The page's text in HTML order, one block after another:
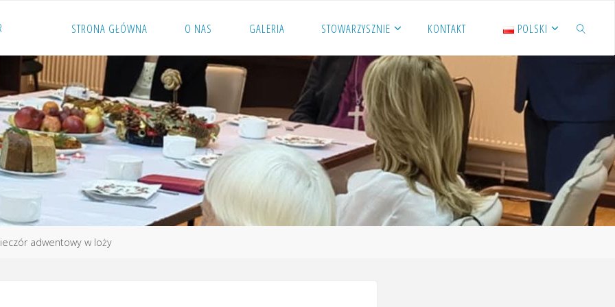
STRONA GŁÓWNA O NAS GALERIA STOWARZYSZNIE KONTAKT POLSKI
adwentowy w loży